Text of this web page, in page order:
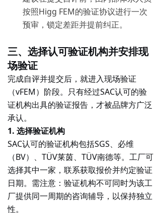
按照Higg FEM的验证协议进行一次
预审，锁定差距并提前纠正。
三、选择认可验证机构并安排现
场验证
完成自评并提交后，就进入现场验证
（vFEM） 阶段。只有经过SAC认可的验
证机构出具的验证报告，才被品牌方广泛
承认。
1. 选择验证机构
SAC认可的验证机构包括SGS、必维
（BV）、TÜV莱茵、TÜV南德等。工厂可
选择其中一家，联系获取报价并约定验证
日期。需注意：验证机构不可同时为该工
厂提供同一周期的咨询辅导，以保持独立
性。